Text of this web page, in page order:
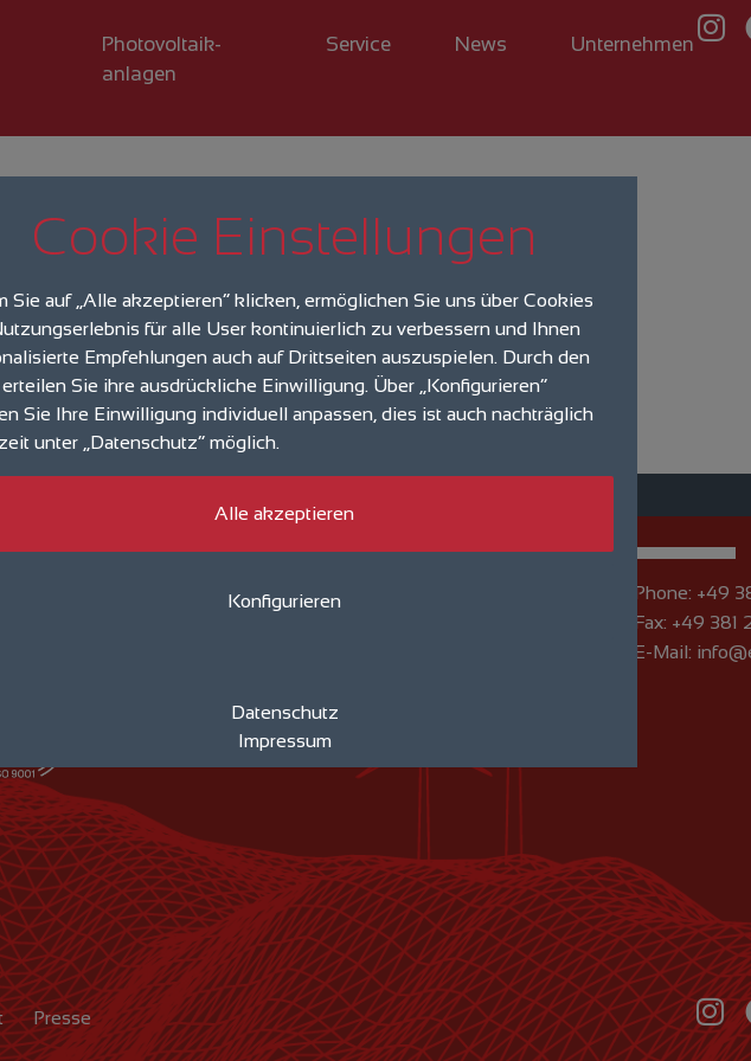
Photovoltaik­
anlagen
Service News Unternehmen
Stellensuche
Phone: +49
Fax: +49 381
E-Mail:
Presse
Cookie Einstellungen
Sie auf „Alle akzeptieren“ klicken, ermöglichen Sie uns über Cookies
für alle User kontinuierlich zu verbessern und Ihnen
Empfehlungen auch auf Drittseiten auszuspielen. Durch den
Sie ihre ausdrückliche Einwilligung. Über „Konfigurieren“
Sie Ihre Einwilligung individuell anpassen, dies ist auch nachträglich
unter „Datenschutz“ möglich.
Alle akzeptieren
Konfigurieren
Datenschutz
Impressum